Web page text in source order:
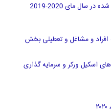
مای 2020-2019
دلاری به افراد و مشاغل و تعطیلی بخش
اسکیل ورکر و سرمایه گذاری